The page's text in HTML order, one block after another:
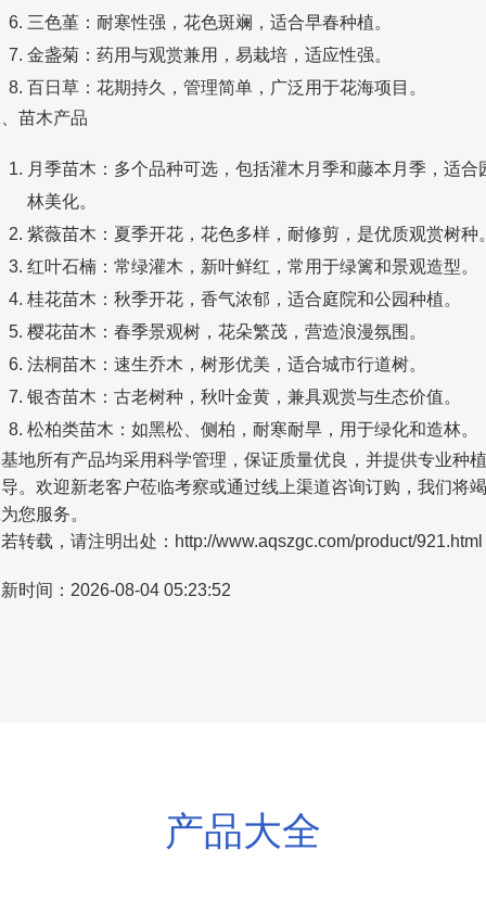
三色堇：耐寒性强，花色斑斓，适合早春种植。
金盏菊：药用与观赏兼用，易栽培，适应性强。
百日草：花期持久，管理简单，广泛用于花海项目。
苗木产品
月季苗木：多个品种可选，包括灌木月季和藤本月季，适合
林美化。
紫薇苗木：夏季开花，花色多样，耐修剪，是优质观赏树种
红叶石楠：常绿灌木，新叶鲜红，常用于绿篱和景观造型。
桂花苗木：秋季开花，香气浓郁，适合庭院和公园种植。
樱花苗木：春季景观树，花朵繁茂，营造浪漫氛围。
法桐苗木：速生乔木，树形优美，适合城市行道树。
银杏苗木：古老树种，秋叶金黄，兼具观赏与生态价值。
松柏类苗木：如黑松、侧柏，耐寒耐旱，用于绿化和造林。
地所有产品均采用科学管理，保证质量优良，并提供专业种植
。欢迎新老客户莅临考察或通过线上渠道咨询订购，我们将竭
您服务。
转载，请注明出处：http://www.aqszgc.com/product/921.html
时间：2026-08-04 05:23:52
产品大全